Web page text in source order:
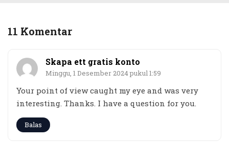
11 Komentar
Skapa ett gratis konto
Minggu, 1 Desember 2024 pukul 1:59
Your point of view caught my eye and was very
interesting. Thanks. I have a question for you.
Balas